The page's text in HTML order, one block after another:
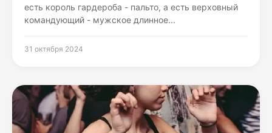
есть король гардероба - пальто, а есть верховный
командующий - мужское длинное...
31 октября 2024